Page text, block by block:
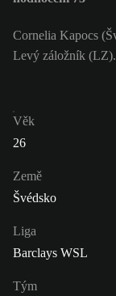
Cornelia Kapocs
Levý záložník (LZ).
Věk
26
Země
Švédsko
Liga
Barclays WSL
Tým